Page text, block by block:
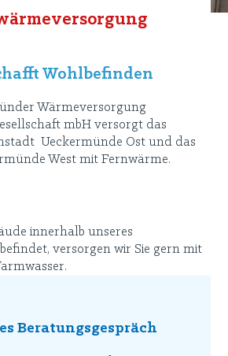
Wohlbefinden
Wärmeversorgung
mbH versorgt das
Ueckermünde Ost und das
West mit Fernwärme.
innerhalb unseres
versorgen wir Sie gern mit
Beratungsgespräch